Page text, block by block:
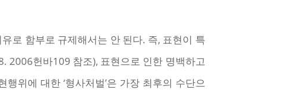
로 함부로 규제해서는 안 된다. 즉, 표현이 특
2006헌바109 참조), 표현으로 인한 명백하고
위에 대한 ‘형사처벌’은 가장 최후의 수단으